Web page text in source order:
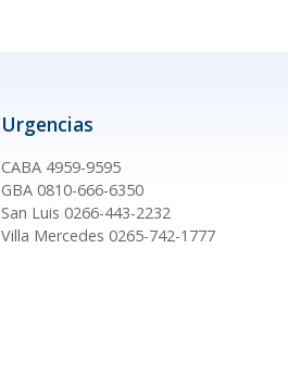
Urgencias
CABA 4959-9595
GBA 0810-666-6350
San Luis 0266-443-2232
Villa Mercedes 0265-742-1777